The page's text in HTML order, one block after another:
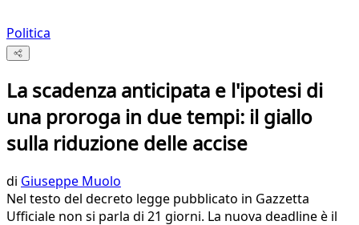
Politica
La scadenza anticipata e l'ipotesi di
una proroga in due tempi: il giallo
sulla riduzione delle accise
di Giuseppe Muolo
Nel testo del decreto legge pubblicato in Gazzetta
Ufficiale non si parla di 21 giorni. La nuova deadline è il